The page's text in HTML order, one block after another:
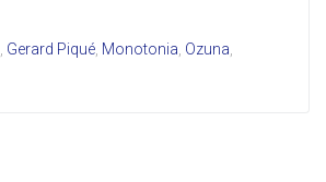
, Gerard Piqué, Monotonia, Ozuna,